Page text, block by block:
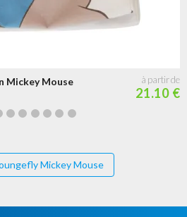
Mickey Mouse
21.10 €
Mickey Mouse